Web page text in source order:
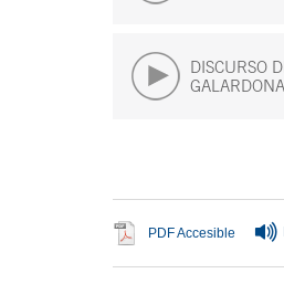
DISCURSO
PDF Accesible Se